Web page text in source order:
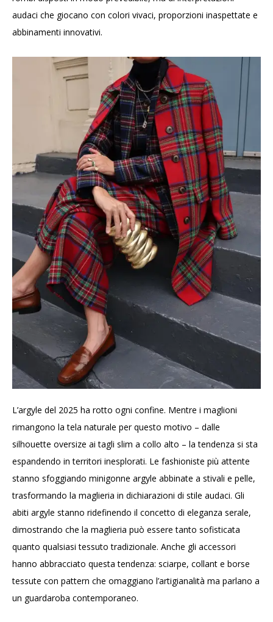
audaci che giocano con colori vivaci, proporzioni inaspettate e
abbinamenti innovativi.
L’argyle del 2025 ha rotto ogni confine. Mentre i maglioni
rimangono la tela naturale per questo motivo – dalle
silhouette oversize ai tagli slim a collo alto – la tendenza si sta
espandendo in territori inesplorati. Le fashioniste più attente
stanno sfoggiando minigonne argyle abbinate a stivali e pelle,
trasformando la maglieria in dichiarazioni di stile audaci. Gli
abiti argyle stanno ridefinendo il concetto di eleganza serale,
dimostrando che la maglieria può essere tanto sofisticata
quanto qualsiasi tessuto tradizionale. Anche gli accessori
hanno abbracciato questa tendenza: sciarpe, collant e borse
tessute con pattern che omaggiano l’artigianalità ma parlano a
un guardaroba contemporaneo.